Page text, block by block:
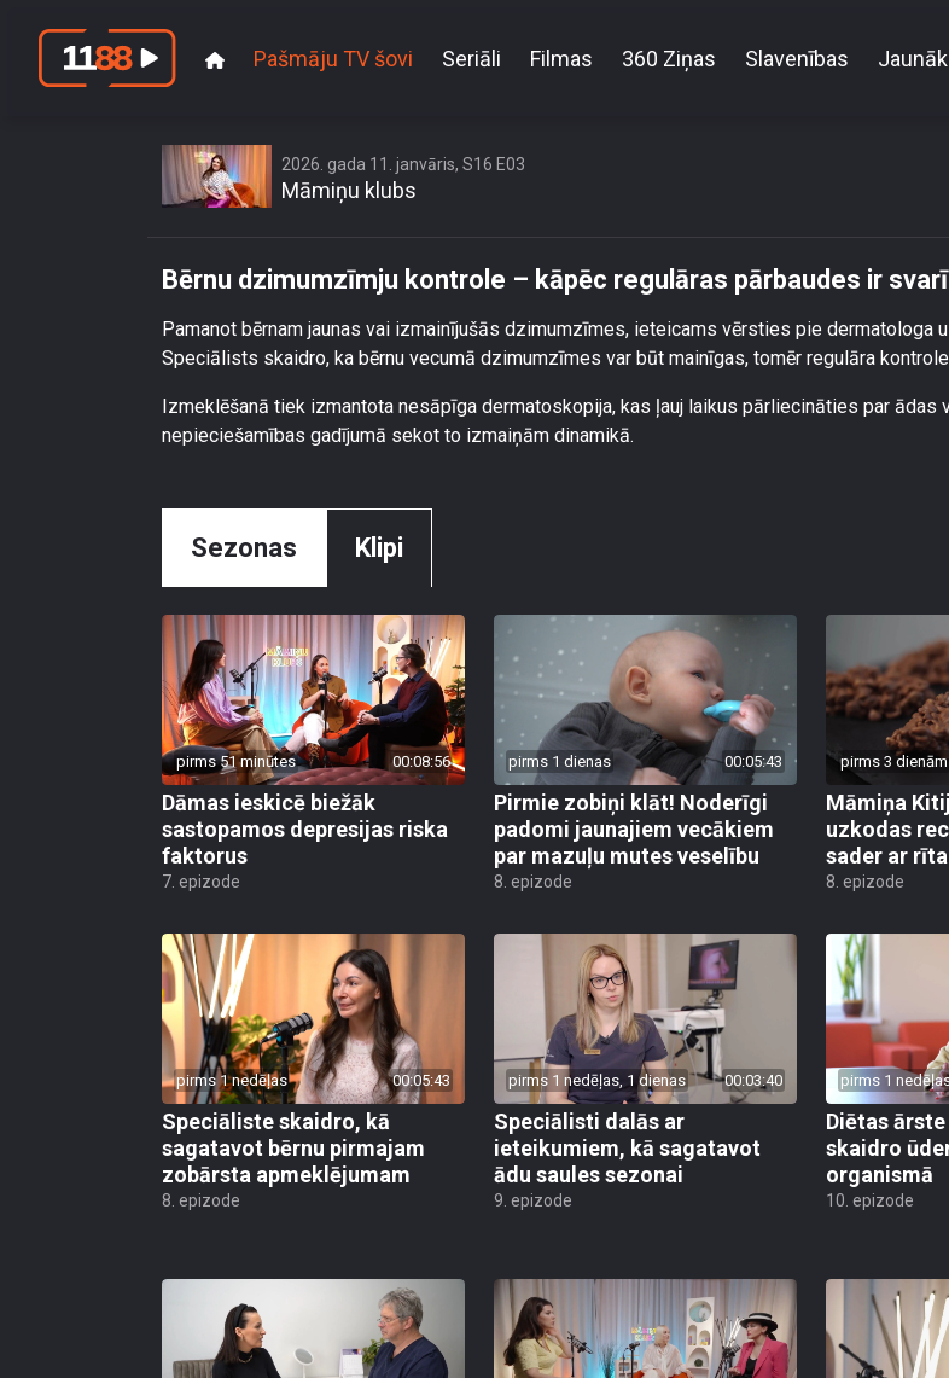
Pašmāju TV šovi Seriāli Filmas 360 Ziņas Slavenības
2026. gada 11. janvāris, S16 E03
Māmiņu klubs
Bērnu dzimumzīmju kontrole – kāpēc regulāras pārbaudes ir
Pamanot bērnam jaunas vai izmainījušās dzimumzīmes, ieteicams vērsties pie dermatologa
Speciālists skaidro, ka bērnu vecumā dzimumzīmes var būt mainīgas, tomēr regulāra
Izmeklēšanā tiek izmantota nesāpīga dermatoskopija, kas ļauj laikus pārliecināties par ādas
nepieciešamības gadījumā sekot to izmaiņām dinamikā.
Sezonas Klipi
pirms 51 minūtes 00:08:56
Dāmas ieskicē biežāk
sastopamos depresijas riska
faktorus
7. epizode
pirms 1 dienas 00:05:43
Pirmie zobiņi klāt! Noderīgi
padomi jaunajiem vecākiem
par mazuļu mutes veselību
8. epizode
pirms 3 dienām
Māmiņa
uzkodas
sader ar
8. epizode
pirms 1 nedēļas 00:05:43
Speciāliste skaidro, kā
sagatavot bērnu pirmajam
zobārsta apmeklējumam
8. epizode
pirms 1 nedēļas, 1 dienas 00:03:40
Speciālisti dalās ar
ieteikumiem, kā sagatavot
ādu saules sezonai
9. epizode
pirms 1
Diētas
skaidro
organismā
10. epizode